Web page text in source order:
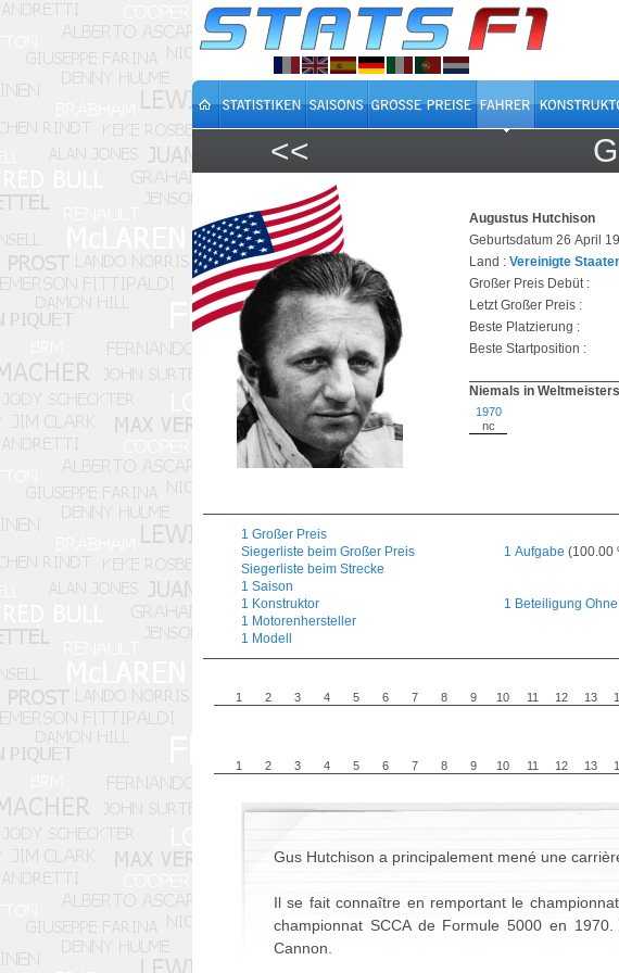
<<
Augustus Hutchison
Geburtsdatum 26 April
Land : Vereinigte
Großer Preis Debüt :
Letzt Großer Preis :
Beste Platzierung :
Beste Startposition :
Niemals in
1970
nc
1 Großer Preis
Siegerliste beim Großer Preis
Siegerliste beim Strecke
1 Saison
1 Konstruktor
1 Motorenhersteller
1 Modell
1 Aufgabe (100.00
1 Beteiligung
1 2 3 4 5 6 7 8 9 10 11 12 13
1 2 3 4 5 6 7 8 9 10 11 12 13
Gus Hutchison a principalement mené une
Il se fait connaître en remportant le
championnat SCCA de Formule 5000 en
Cannon.